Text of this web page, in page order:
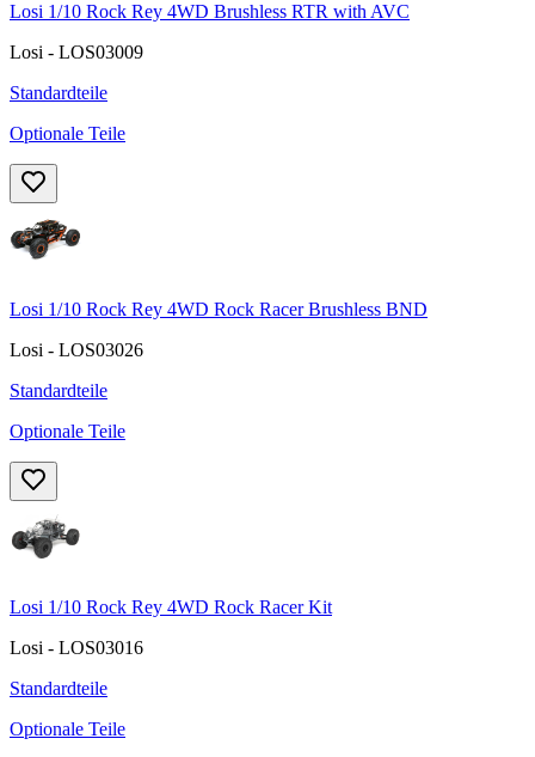
Losi 1/10 Rock Rey 4WD Brushless RTR with AVC
Losi - LOS03009
Standardteile
Optionale Teile
Losi 1/10 Rock Rey 4WD Rock Racer Brushless BND
Losi - LOS03026
Standardteile
Optionale Teile
Losi 1/10 Rock Rey 4WD Rock Racer Kit
Losi - LOS03016
Standardteile
Optionale Teile